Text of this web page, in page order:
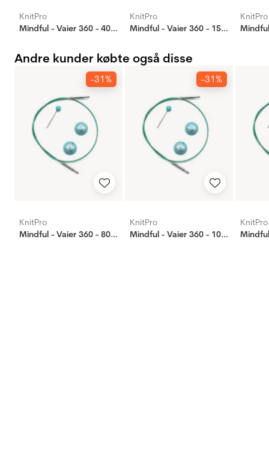
KnitPro
Mindful - Vaier 360 - 40 cm
KnitPro
Mindful - Vaier 360 - 150 cm
KnitPro
Andre kunder købte også disse
-31%
KnitPro
Mindful - Vaier 360 - 80 cm
-31%
KnitPro
Mindful - Vaier 360 - 100 cm
KnitPro